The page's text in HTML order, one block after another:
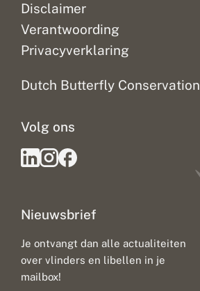
Disclaimer
Verantwoording
Privacyverklaring
Dutch Butterfly Conservation
Nieuwsbrief
Je ontvangt dan alle actualiteiten
over vlinders en libellen in je
mailbox!
Volg ons